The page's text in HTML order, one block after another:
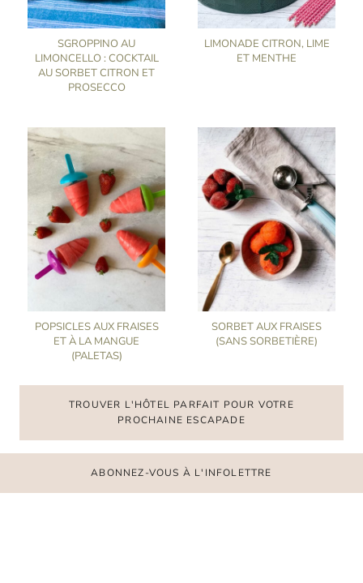
SGROPPINO AU
LIMONCELLO : COCKTAIL
AU SORBET CITRON ET
PROSECCO
LIMONADE CITRON, LIME
ET MENTHE
POPSICLES AUX FRAISES
ET À LA MANGUE
(PALETAS)
SORBET AUX FRAISES
(SANS SORBETIÈRE)
TROUVER L'HÔTEL PARFAIT POUR VOTRE
PROCHAINE ESCAPADE
ABONNEZ-VOUS À L'INFOLETTRE